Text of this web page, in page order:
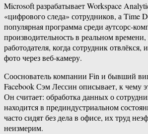
Microsoft разрабатывает Workspace
«цифрового следа» сотрудников, а Time
популярная программа среди аутсорс-
производительность в реальном
работодателя, когда сотрудник
фото через веб-камеру.
Сооснователь компании Fin и бывший
Facebook Сэм Лессин описывает, к чему
Он считает: обработка данных о
находится в прединдустриальном
часто сидят без дела в офисе, их труд
неизмерим.